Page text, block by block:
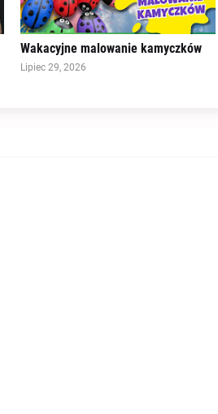
Wakacyjne malowanie kamyczków
Lipiec 29, 2026